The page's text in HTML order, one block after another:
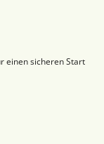
einen sicheren Start